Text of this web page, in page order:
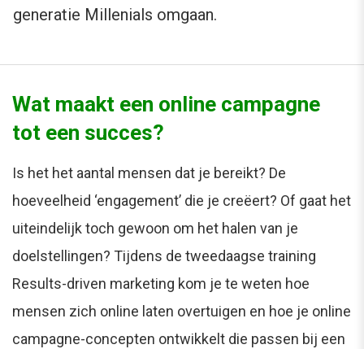
generatie Millenials omgaan.
Wat maakt een online campagne
tot een succes?
Is het het aantal mensen dat je bereikt? De
hoeveelheid ‘engagement’ die je creëert? Of gaat het
uiteindelijk toch gewoon om het halen van je
doelstellingen? Tijdens de tweedaagse training
Results-driven marketing kom je te weten hoe
mensen zich online laten overtuigen en hoe je online
campagne-concepten ontwikkelt die passen bij een